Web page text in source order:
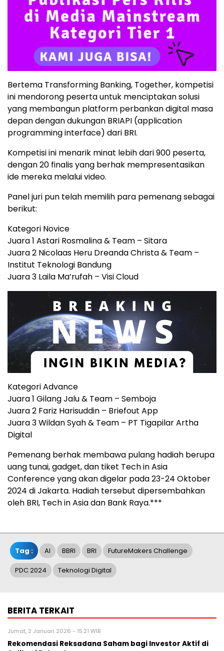
Bertema Transforming Banking, Together, kompetisi
ini mendorong peserta untuk menciptakan solusi
yang membangun platform perbankan digital masa
depan dengan dukungan BRIAPI (application
programming interface) dari BRI.
Kompetisi ini menarik minat lebih dari 900 peserta,
dengan 20 finalis yang berhak mempresentasikan
ide mereka melalui video.
Panel juri pun telah memilih para pemenang sebagai
berikut:
Kategori Novice
Juara 1 Astari Rosmalina & Team – Sitara
Juara 2 Nicolaas Heru Dreanda Christa & Team –
Institut Teknologi Bandung
Juara 3 Laila Ma’rufah – Visi Cloud
Kategori Advance
Juara 1 Gilang Jalu & Team – Semboja
Juara 2 Fariz Harisuddin – Briefout App
Juara 3 Wildan Syah & Team – PT Tigapilar Artha
Digital
Pemenang berhak membawa pulang hadiah berupa
uang tunai, gadget, dan tiket Tech in Asia
Conference yang akan digelar pada 23-24 Oktober
2024 di Jakarta. Hadiah tersebut dipersembahkan
oleh BRI, Tech in Asia dan Bank Raya.***
Tag : AI BBRI BRI FutureMakers Challenge
PDC 2024 Teknologi Digital
BERITA TERKAIT
Jumat, 2 Januari 2026 - 15:21 WIB
Rekomendasi Reksadana Saham bagi Investor Aktif di